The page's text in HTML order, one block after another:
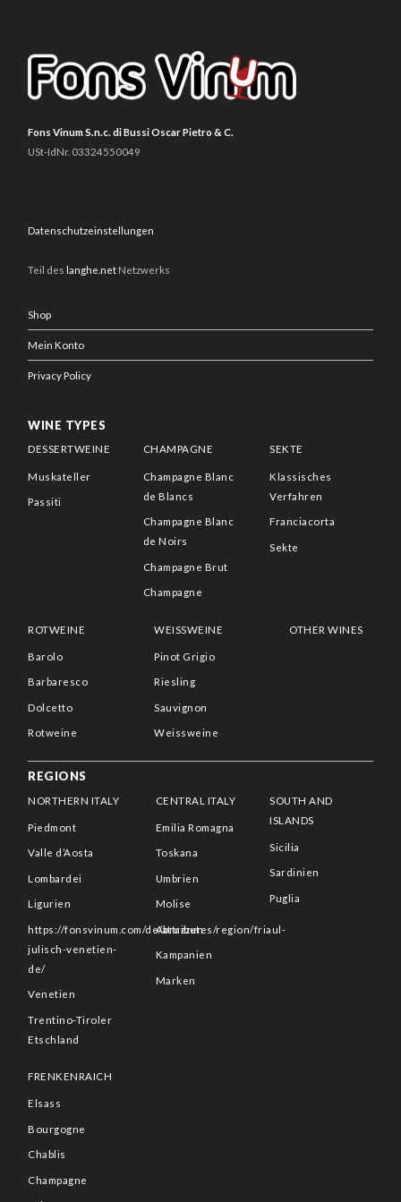
Fons Vinum S.n.c. di Bussi Oscar Pietro & C.
USt-IdNr. 03324550049
Datenschutzeinstellungen
Teil des langhe.net Netzwerks
Shop
Mein Konto
Privacy Policy
WINE TYPES
DESSERTWEINE
Muskateller
Passiti
CHAMPAGNE
Champagne Blanc
de Blancs
Champagne Blanc
de Noirs
Champagne Brut
Champagne
SEKTE
Klassisches
Verfahren
Franciacorta
Sekte
ROTWEINE
Barolo
Barbaresco
Dolcetto
Rotweine
WEISSWEINE
Pinot Grigio
Riesling
Sauvignon
Weissweine
OTHER WINES
REGIONS
NORTHERN ITALY
Piedmont
Valle d’Aosta
Lombardei
Ligurien
https://fonsvinum.com/de/attributes/region/friaul-
julisch-venetien-
de/
Venetien
Trentino-Tiroler
Etschland
CENTRAL ITALY
Emilia Romagna
Toskana
Umbrien
Molise
Abruzzen
Kampanien
Marken
SOUTH AND
ISLANDS
Sicilia
Sardinien
Puglia
FRENKENRAICH
Elsass
Bourgogne
Chablis
Champagne